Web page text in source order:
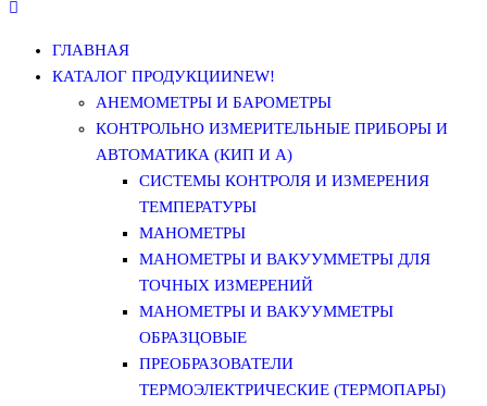
ГЛАВНАЯ
КАТАЛОГ ПРОДУКЦИИNEW!
АНЕМОМЕТРЫ И БАРОМЕТРЫ
КОНТРОЛЬНО ИЗМЕРИТЕЛЬНЫЕ ПРИБОРЫ И
АВТОМАТИКА (КИП И А)
СИСТЕМЫ КОНТРОЛЯ И ИЗМЕРЕНИЯ
ТЕМПЕРАТУРЫ
МАНОМЕТРЫ
МАНОМЕТРЫ И ВАКУУММЕТРЫ ДЛЯ
ТОЧНЫХ ИЗМЕРЕНИЙ
МАНОМЕТРЫ И ВАКУУММЕТРЫ
ОБРАЗЦОВЫЕ
ПРЕОБРАЗОВАТЕЛИ
ТЕРМОЭЛЕКТРИЧЕСКИЕ (ТЕРМОПАРЫ)